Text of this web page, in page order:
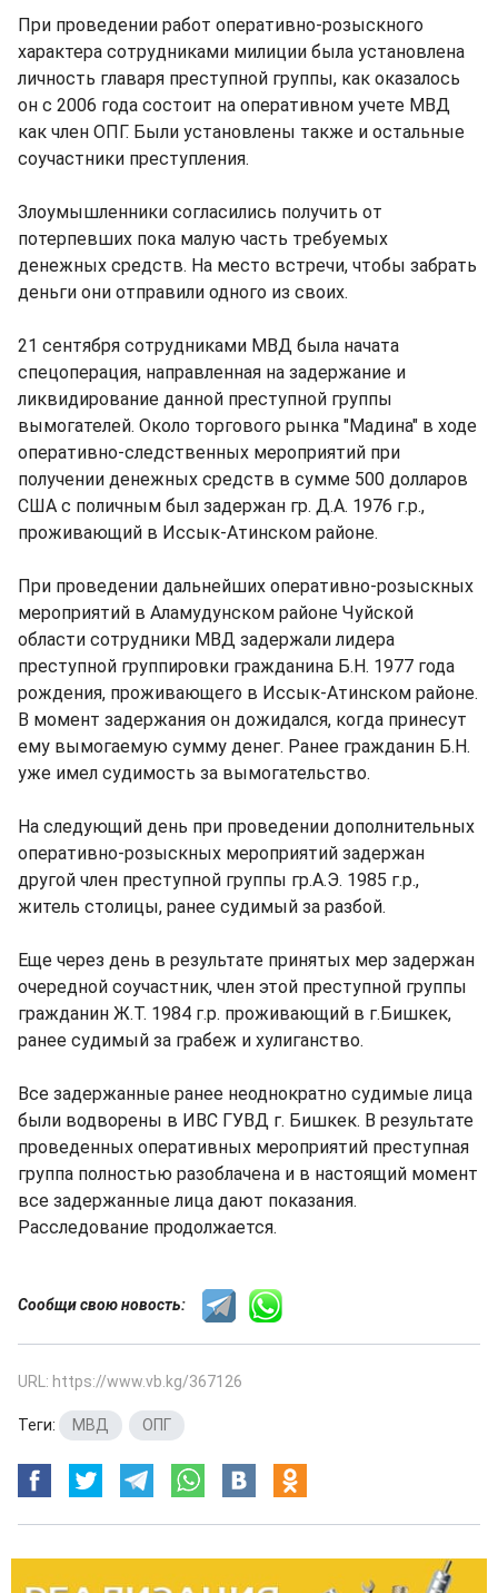
При проведении работ оперативно-розыскного
характера сотрудниками милиции была установлена
личность главаря преступной группы, как оказалось
он с 2006 года состоит на оперативном учете МВД
как член ОПГ. Были установлены также и остальные
соучастники преступления.
Злоумышленники согласились получить от
потерпевших пока малую часть требуемых
денежных средств. На место встречи, чтобы забрать
деньги они отправили одного из своих.
21 сентября сотрудниками МВД была начата
спецоперация, направленная на задержание и
ликвидирование данной преступной группы
вымогателей. Около торгового рынка "Мадина" в ходе
оперативно-следственных мероприятий при
получении денежных средств в сумме 500 долларов
США с поличным был задержан гр. Д.А. 1976 г.р.,
проживающий в Иссык-Атинском районе.
При проведении дальнейших оперативно-розыскных
мероприятий в Аламудунском районе Чуйской
области сотрудники МВД задержали лидера
преступной группировки гражданина Б.Н. 1977 года
рождения, проживающего в Иссык-Атинском районе.
В момент задержания он дожидался, когда принесут
ему вымогаемую сумму денег. Ранее гражданин Б.Н.
уже имел судимость за вымогательство.
На следующий день при проведении дополнительных
оперативно-розыскных мероприятий задержан
другой член преступной группы гр.А.Э. 1985 г.р.,
житель столицы, ранее судимый за разбой.
Еще через день в результате принятых мер задержан
очередной соучастник, член этой преступной группы
гражданин Ж.Т. 1984 г.р. проживающий в г.Бишкек,
ранее судимый за грабеж и хулиганство.
Все задержанные ранее неоднократно судимые лица
были водворены в ИВС ГУВД г. Бишкек. В результате
проведенных оперативных мероприятий преступная
группа полностью разоблачена и в настоящий момент
все задержанные лица дают показания.
Расследование продолжается.
Сообщи свою новость:
URL: https://www.vb.kg/367126
Теги: МВД ОПГ